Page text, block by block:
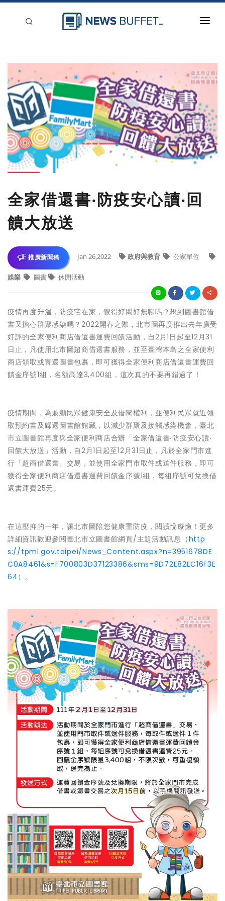
新聞稿分類
登入
刊登
全家借還書‧防疫安心讀‧回
饋大放送
推廣新聞稿 Jan 26,2022 政府與教育 公家單位
娛樂 圖書 休閒活動
疫情再度升溫，防疫宅在家，覺得好悶好無聊嗎？想到圖書館借
書又擔心群聚感染嗎？2022開春之際，北市圖再度推出去年廣受
好評的全家便利商店借還書運費回饋活動，自2月1日起至12月31
日止，凡使用北市圖超商借還書服務，並至臺灣本島之全家便利
商店領取或寄還圖書包裹，即可獲得全家便利商店借還書運費回
饋金序號1組，名額高達3,400組，這次真的不要再錯過了！
疫情期間，為兼顧民眾健康安全及借閱權利，並便利民眾就近領
取預約書及歸還圖書館館藏，以減少群聚及接觸感染機會，臺北
市立圖書館再度與全家便利商店合辦「全家借還書‧防疫安心讀‧
回饋大放送」活動，自2月1日起至12月31日止，凡於全家門市進
行「超商借還書」交易，並使用全家門市取件或送件服務，即可
獲得全家便利商店借還書運費回饋金序號1組，每組序號可兌換借
還書運費25元。
在這壓抑的一年，讓北市圖陪您健康重防疫，閱讀悅療癒！更多
詳細資訊歡迎參閱臺北市立圖書館網頁/主題活動訊息（http
s://tpml.gov.taipei/News_Content.aspx?n=3951678DE
C0A8461&s=F700803D37123386&sms=9D72E82EC16F3E
64）。